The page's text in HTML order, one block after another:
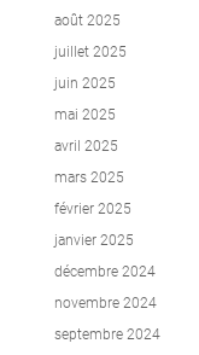
août 2025
juillet 2025
juin 2025
mai 2025
avril 2025
mars 2025
février 2025
janvier 2025
décembre 2024
novembre 2024
septembre 2024